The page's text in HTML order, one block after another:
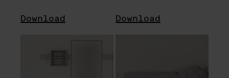
Download Download